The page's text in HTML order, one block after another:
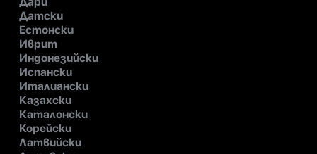
Датски
Естонски
Иврит
Индонезийски
Испански
Италиански
Казахски
Каталонски
Корейски
Латвийски